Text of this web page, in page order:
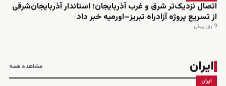
اتصال نزدیک‌تر شرق و غرب آذربایجان؛ استاندار آذربایجان‌شرقی
از تسریع پروژه آزادراه تبریز–اورمیه خبر داد
9 روز پیش
ایران مشاهده همه
ایران